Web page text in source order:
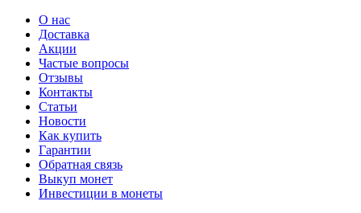
О нас
Доставка
Акции
Частые вопросы
Отзывы
Контакты
Статьи
Новости
Как купить
Гарантии
Обратная связь
Выкуп монет
Инвестиции в монеты